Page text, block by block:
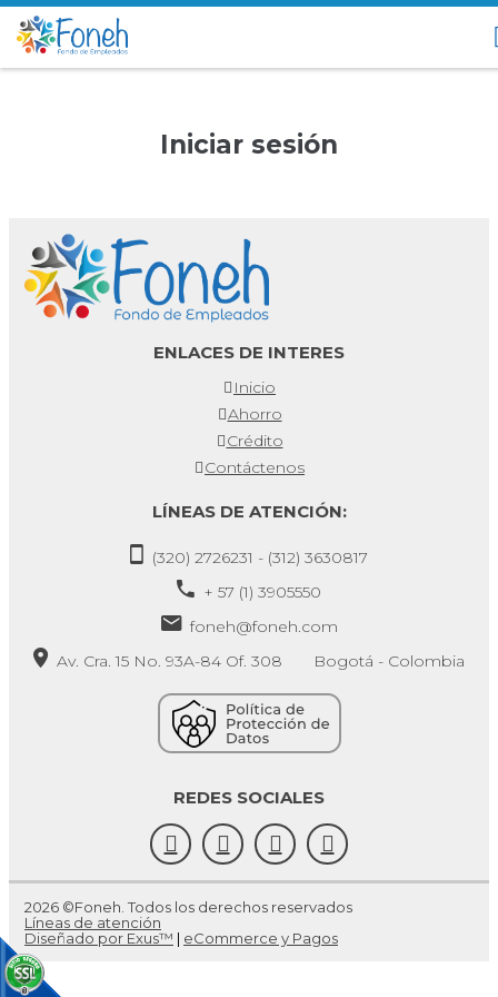
Iniciar sesión
ENLACES DE INTERES
Inicio
Ahorro
Crédito
Contáctenos
LÍNEAS DE ATENCIÓN:
(320) 2726231 - (312) 3630817
+ 57 (1) 3905550
foneh@foneh.com
Av. Cra. 15 No. 93A-84 Of. 308 Bogotá - Colombia
REDES SOCIALES
2026 ©Foneh. Todos los derechos reservados
Líneas de atención
Diseñado por Exus™ | eCommerce y Pagos